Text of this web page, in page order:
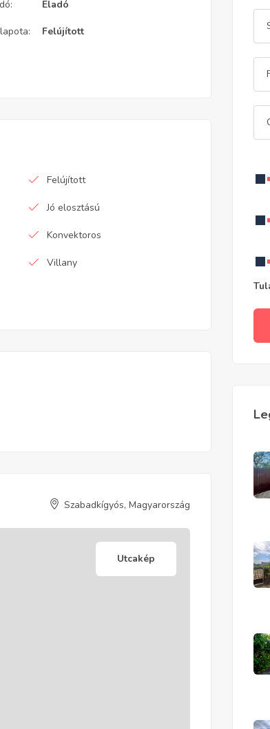
Eladó
Felújított
Felújított
Jó elosztású
Konvektoros
Villany
Szabadkígyós, Magyarország
Utcakép